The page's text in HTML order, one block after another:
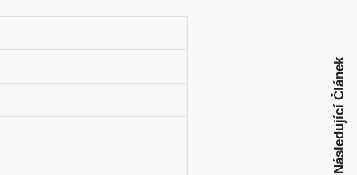
Následující Článek